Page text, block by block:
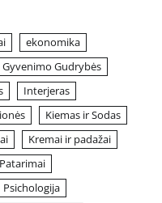
ekonomika
Gyvenimo Gudrybės
Interjeras
Kiemas ir Sodas
Kremai ir padažai
Patarimai
Psichologija